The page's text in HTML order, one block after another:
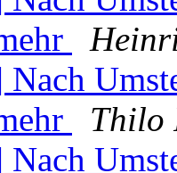
Nach
Thilo
Nach